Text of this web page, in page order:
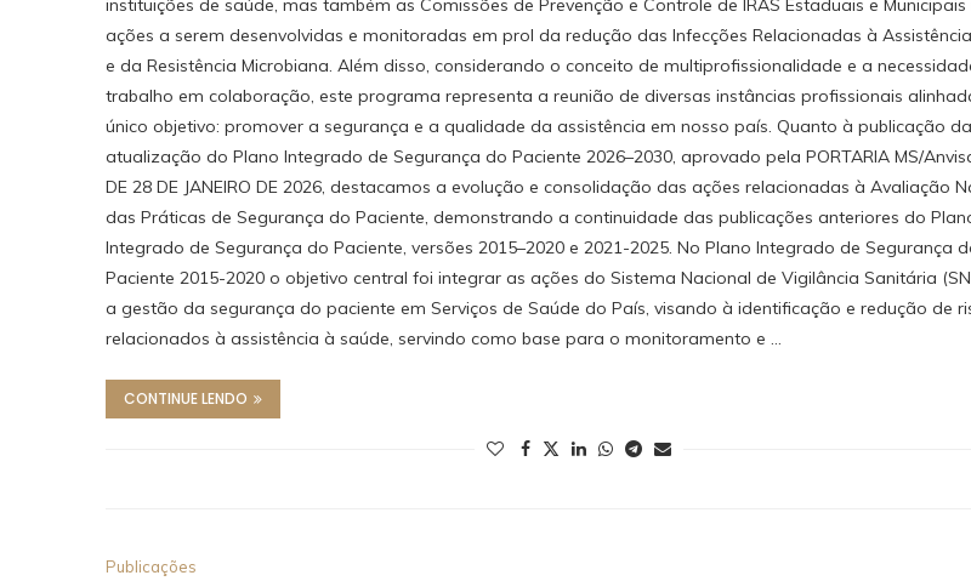
instituições de saúde, mas também as Comissões de Prevenção e Controle de IRAS Estaduais e Municipais
ações a serem desenvolvidas e monitoradas em prol da redução das Infecções Relacionadas à
e da Resistência Microbiana. Além disso, considerando o conceito de multiprofissionalidade e a
trabalho em colaboração, este programa representa a reunião de diversas instâncias profissionais
único objetivo: promover a segurança e a qualidade da assistência em nosso país. Quanto à publicação da
atualização do Plano Integrado de Segurança do Paciente 2026–2030, aprovado pela PORTARIA MS/
DE 28 DE JANEIRO DE 2026, destacamos a evolução e consolidação das ações relacionadas à Avaliação
das Práticas de Segurança do Paciente, demonstrando a continuidade das publicações anteriores do
Integrado de Segurança do Paciente, versões 2015–2020 e 2021-2025. No Plano Integrado de Segurança
Paciente 2015-2020 o objetivo central foi integrar as ações do Sistema Nacional de Vigilância Sanitária
a gestão da segurança do paciente em Serviços de Saúde do País, visando à identificação e redução de
relacionados à assistência à saúde, servindo como base para o monitoramento e …
CONTINUE LENDO
Publicações